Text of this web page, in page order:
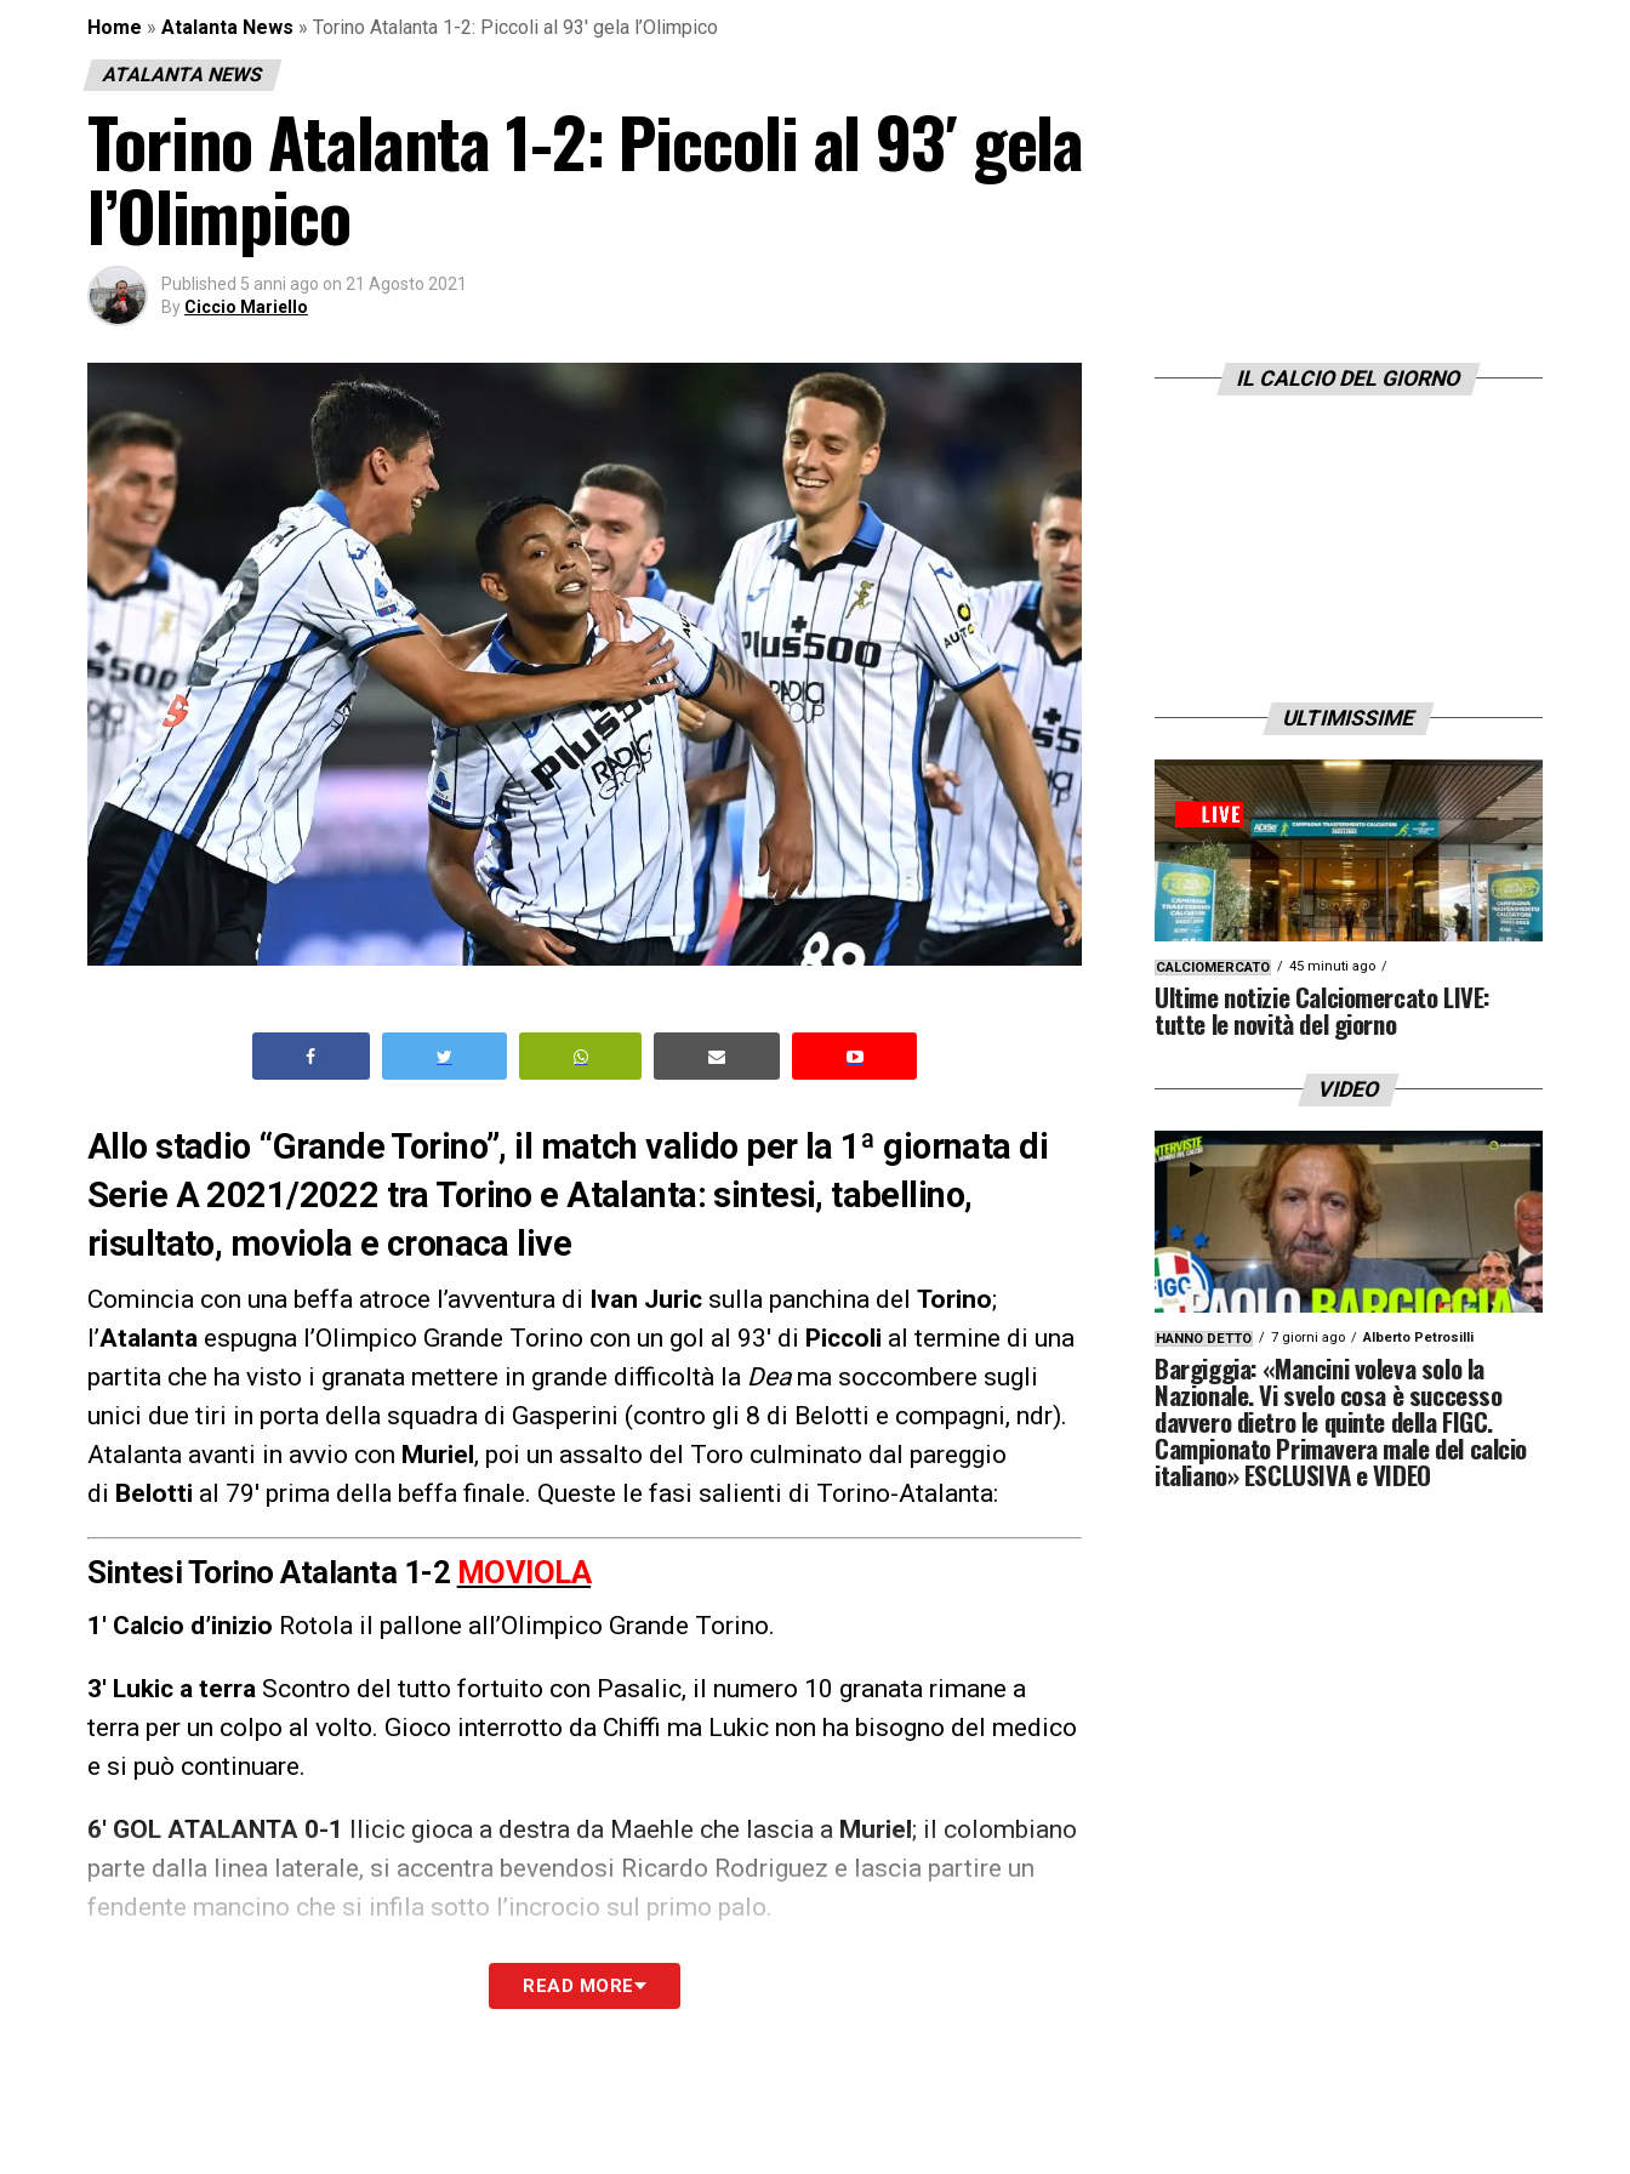
Home » Atalanta News » Torino Atalanta 1-2: Piccoli al 93′ gela l’Olimpico
ATALANTA NEWS
Torino Atalanta 1-2: Piccoli al 93′ gela
l’Olimpico
Published 5 anni ago on 21 Agosto 2021
By Ciccio Mariello
Allo stadio “Grande Torino”, il match valido per la 1ª giornata di
Serie A 2021/2022 tra Torino e Atalanta: sintesi, tabellino,
risultato, moviola e cronaca live
Comincia con una beffa atroce l’avventura di Ivan Juric sulla panchina del Torino;
l’Atalanta espugna l’Olimpico Grande Torino con un gol al 93′ di Piccoli al termine di una
partita che ha visto i granata mettere in grande difficoltà la Deama soccombere sugli
unici due tiri in porta della squadra di Gasperini (contro gli 8 di Belotti e compagni, ndr).
Atalanta avanti in avvio con Muriel, poi un assalto del Toro culminato dal pareggio
di Belotti al 79′ prima della beffa finale. Queste le fasi salienti di Torino-Atalanta:
Sintesi Torino Atalanta 1-2 MOVIOLA
1′ Calcio d’inizio Rotola il pallone all’Olimpico Grande Torino.
3′ Lukic a terra Scontro del tutto fortuito con Pasalic, il numero 10 granata rimane a
terra per un colpo al volto. Gioco interrotto da Chiffi ma Lukic non ha bisogno del medico
e si può continuare.
6′ GOL ATALANTA 0-1 Ilicic gioca a destra da Maehle che lascia a Muriel; il colombiano
parte dalla linea laterale, si accentra bevendosi Ricardo Rodriguez e lascia partire un
fendente mancino che si infila sotto l’incrocio sul primo palo.
Sanabria imbuca per Linetty che spara dall’interno dell’area di rigore ma Palomino in
READ MORE
IL CALCIO DEL GIORNO
ULTIMISSIME
CALCIOMERCATO 45 minuti ago
Ultime notizie Calciomercato LIVE:
tutte le novità del giorno
VIDEO
HANNO DETTO 7 giorni ago Alberto Petrosilli
Bargiggia: «Mancini voleva solo la
Nazionale. Vi svelo cosa è successo
davvero dietro le quinte della FIGC.
Campionato Primavera male del calcio
italiano» ESCLUSIVA e VIDEO